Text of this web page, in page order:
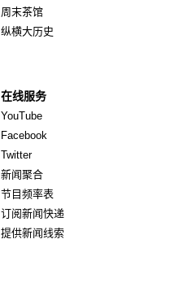
周末茶馆
纵横大历史
在线服务
YouTube
Facebook
TwitterOpens in new window
新闻聚合
节目频率表
订阅新闻快递
提供新闻线索